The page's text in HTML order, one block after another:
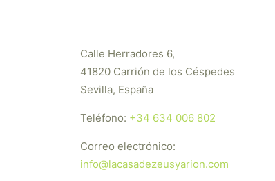
Calle Herradores 6,
41820 Carrión de los Céspedes
Sevilla, España
Teléfono: +34 634 006 802
Correo electrónico:
info@lacasadezeusyarion.com